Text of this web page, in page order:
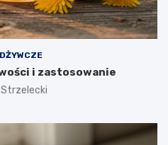
i zastosowanie